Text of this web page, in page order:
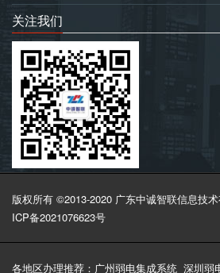
关注我们
版权所有 ©2013-2020 广东中诚智联信息技
ICP备2021076623号
各地区办理推荐： 广州弱电集成系统 深圳弱